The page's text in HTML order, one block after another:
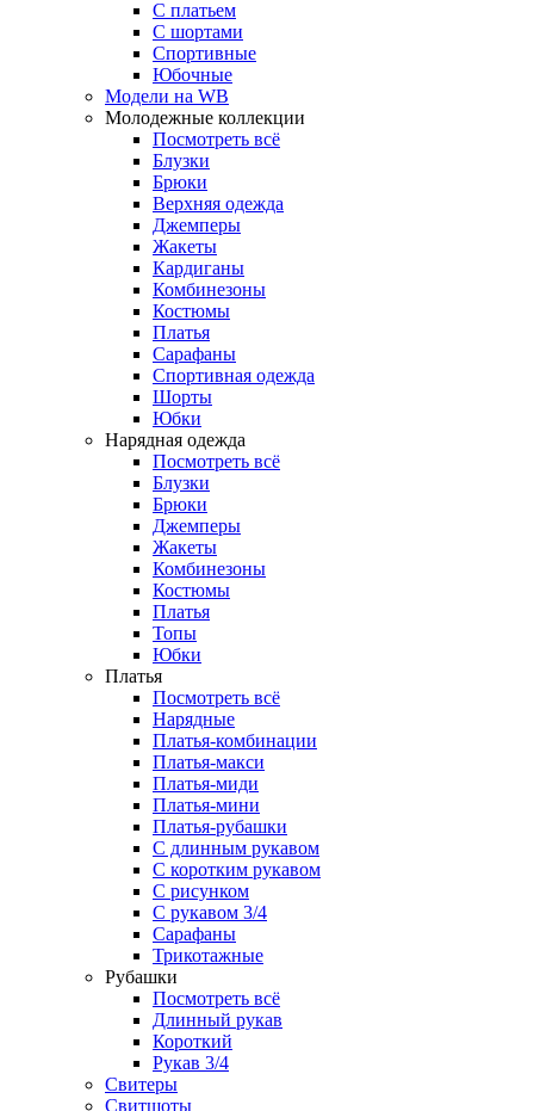
С платьем
С шортами
Спортивные
Юбочные
Модели на WB
Молодежные коллекции
Посмотреть всё
Блузки
Брюки
Верхняя одежда
Джемперы
Жакеты
Кардиганы
Комбинезоны
Костюмы
Платья
Сарафаны
Спортивная одежда
Шорты
Юбки
Нарядная одежда
Посмотреть всё
Блузки
Брюки
Джемперы
Жакеты
Комбинезоны
Костюмы
Платья
Топы
Юбки
Платья
Посмотреть всё
Нарядные
Платья-комбинации
Платья-макси
Платья-миди
Платья-мини
Платья-рубашки
С длинным рукавом
С коротким рукавом
С рисунком
С рукавом 3/4
Сарафаны
Трикотажные
Рубашки
Посмотреть всё
Длинный рукав
Короткий
Рукав 3/4
Свитеры
Свитшоты